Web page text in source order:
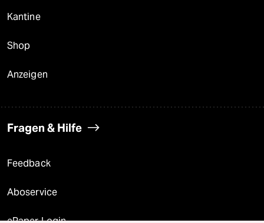
Kantine
Shop
Anzeigen
Fragen & Hilfe
Feedback
Aboservice